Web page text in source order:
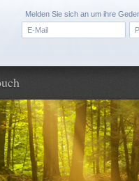
Melden Sie sich an um ihre